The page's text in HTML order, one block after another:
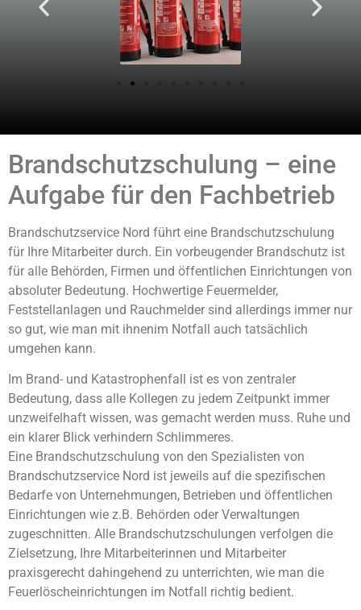
Brandschutzschulung – eine
Aufgabe für den Fachbetrieb
Brandschutzservice Nord führt eine Brandschutzschulung
für Ihre Mitarbeiter durch. Ein vorbeugender Brandschutz ist
für alle Behörden, Firmen und öffentlichen Einrichtungen von
absoluter Bedeutung. Hochwertige Feuermelder,
Feststellanlagen und Rauchmelder sind allerdings immer nur
so gut, wie man mit ihnenim Notfall auch tatsächlich
umgehen kann.
Im Brand- und Katastrophenfall ist es von zentraler
Bedeutung, dass alle Kollegen zu jedem Zeitpunkt immer
unzweifelhaft wissen, was gemacht werden muss. Ruhe und
ein klarer Blick verhindern Schlimmeres.
Eine Brandschutzschulung von den Spezialisten von
Brandschutzservice Nord ist jeweils auf die spezifischen
Bedarfe von Unternehmungen, Betrieben und öffentlichen
Einrichtungen wie z.B. Behörden oder Verwaltungen
zugeschnitten. Alle Brandschutzschulungen verfolgen die
Zielsetzung, Ihre Mitarbeiterinnen und Mitarbeiter
praxisgerecht dahingehend zu unterrichten, wie man die
Feuerlöscheinrichtungen im Notfall richtig bedient.